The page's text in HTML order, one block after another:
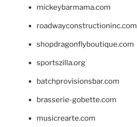
mickeybarmama.com
roadwayconstructioninc.com
shopdragonflyboutique.com
sportszilla.org
batchprovisionsbar.com
brasserie-gobette.com
musicrearte.com